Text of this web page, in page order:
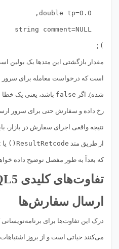
);
مقدار بازگشتی این متدها یک بولین
است که درخواست معامله برای سرور
شده). اگر false باشد، یعنی یک
رخ داده و سفارش حتی برای سرور
نتیجه واقعی اجرای سفارش در بازار،
از طریق متد ResultRetcode() یا
که بعداً به طور مفصل توضیح داده
ارسال سفارش‌ها
می‌کنند حیاتی است و از بروز